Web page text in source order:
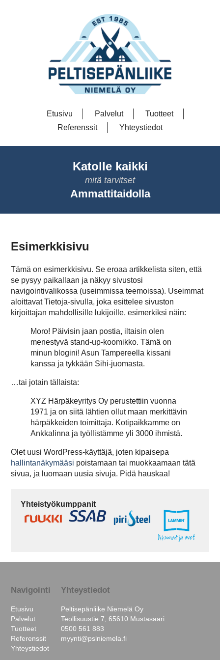
Etusivu Palvelut
Tuotteet
Referenssit
Yhteystiedot
Katolle kaikki
mitä tarvitset
Ammattitaidolla
Esimerkkisivu
Tämä on esimerkkisivu. Se eroaa artikkelista siten, että
se pysyy paikallaan ja näkyy sivustosi
navigointivalikossa (useimmissa teemoissa). Useimmat
aloittavat Tietoja-sivulla, joka esittelee sivuston
kirjoittajan mahdollisille lukijoille, esimerkiksi näin:
Moro! Päivisin jaan postia, iltaisin olen
menestyvä stand-up-koomikko. Tämä on
minun blogini! Asun Tampereella kissani
kanssa ja tykkään Sihi-juomasta.
…tai jotain tällaista:
XYZ Härpäkeyritys Oy perustettiin vuonna
1971 ja on siitä lähtien ollut maan merkittävin
härpäkkeiden toimittaja. Kotipaikkamme on
Ankkalinna ja työllistämme yli 3000 ihmistä.
Olet uusi WordPress-käyttäjä, joten kipaisepa
hallintanäkymääsi poistamaan tai muokkaamaan tätä
sivua, ja luomaan uusia sivuja. Pidä hauskaa!
Yhteistyökumppanit
Navigointi
Etusivu
Palvelut
Tuotteet
Referenssit
Yhteystiedot
Yhteystiedot
Peltisepänliike Niemelä Oy
Teollisuustie 7, 65610 Mustasaari
0500 561 883
myynti@pslniemela.fi